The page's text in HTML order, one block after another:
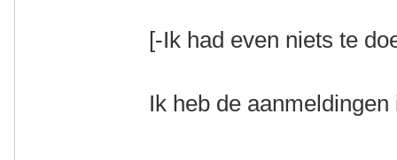
[-Ik had even niets te
Ik heb de